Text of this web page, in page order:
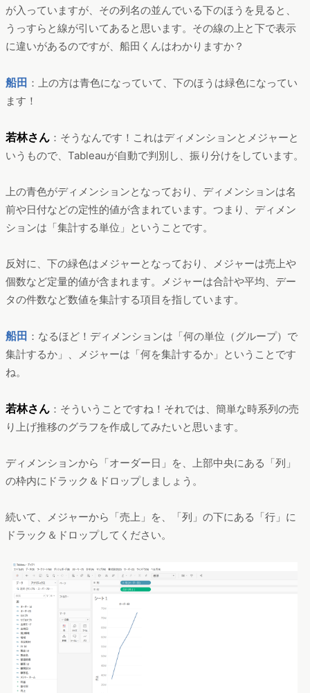
が入っていますが、その列名の並んでいる下のほうを見ると、
うっすらと線が引いてあると思います。その線の上と下で表示
に違いがあるのですが、船田くんはわかりますか？
船田 ：上の方は青色になっていて、下のほうは緑色になってい
ます！
若林さん ：そうなんです！これはディメンションとメジャーと
いうもので、Tableauが自動で判別し、振り分けをしています。
上の青色がディメンションとなっており、ディメンションは名
前や日付などの定性的値が含まれています。つまり、ディメン
ションは「集計する単位」ということです。
反対に、下の緑色はメジャーとなっており、メジャーは売上や
個数など定量的値が含まれます。メジャーは合計や平均、デー
タの件数など数値を集計する項目を指しています。
船田 ：なるほど！ディメンションは「何の単位（グループ）で
集計するか」、メジャーは「何を集計するか」ということです
ね。
若林さん ：そういうことですね！それでは、簡単な時系列の売
り上げ推移のグラフを作成してみたいと思います。
ディメンションから「オーダー日」を、上部中央にある「列」
の枠内にドラック＆ドロップしましょう。
続いて、メジャーから「売上」を、「列」の下にある「行」に
ドラック＆ドロップしてください。